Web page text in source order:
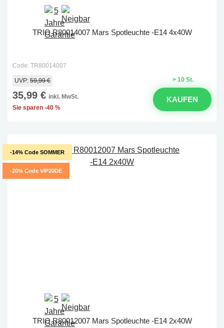
TRIO R80014007 Mars Spotleuchte -E14 4x40W
Code: TR80014007
> 10 St.
UVP: 59,99 €
35,99 € inkl. MwSt.
Sie sparen -40 %
KAUFEN
-14% Code SOMMER
-20% Code VIP20DE
TRIO R80012007 Mars Spotleuchte -E14 2x40W